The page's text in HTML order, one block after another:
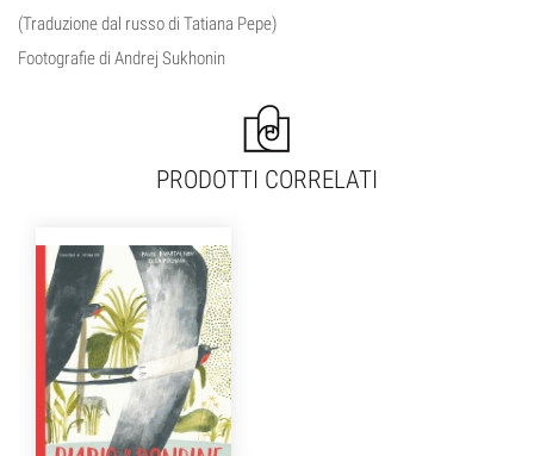
(Traduzione dal russo di Tatiana Pepe)
Footografie di Andrej Sukhonin
PRODOTTI CORRELATI